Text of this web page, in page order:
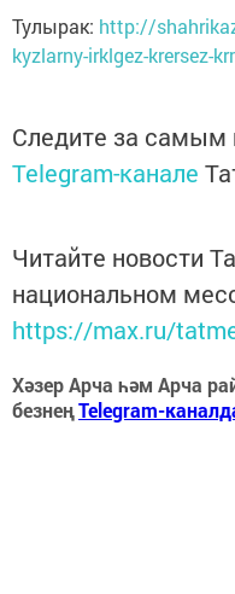
Тулырак: http://
kyzlarny-irklgez-krersez-
Следите за
Telegram-канале
Читайте новости
национальном
https://max.ru/
Хәзер Арча һәм Арча
безнеңTelegram-